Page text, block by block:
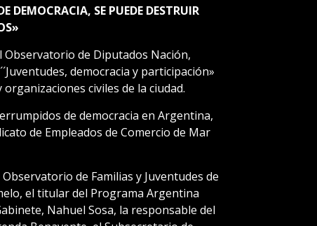
DEMOCRACIA, SE PUEDE DESTRUIR
de Diputados Nación,
democracia y participación»
civiles de la ciudad.
de democracia en Argentina,
de Empleados de Comercio de Mar
de Familias y Juventudes de
el titular del Programa Argentina
Nahuel Sosa, la responsable del